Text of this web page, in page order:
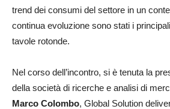
trend dei consumi del settore in un
continua evoluzione sono stati i
tavole rotonde.
Nel corso dell’incontro, si è tenuta la
della società di ricerche e analisi di
Marco Colombo, Global Solution